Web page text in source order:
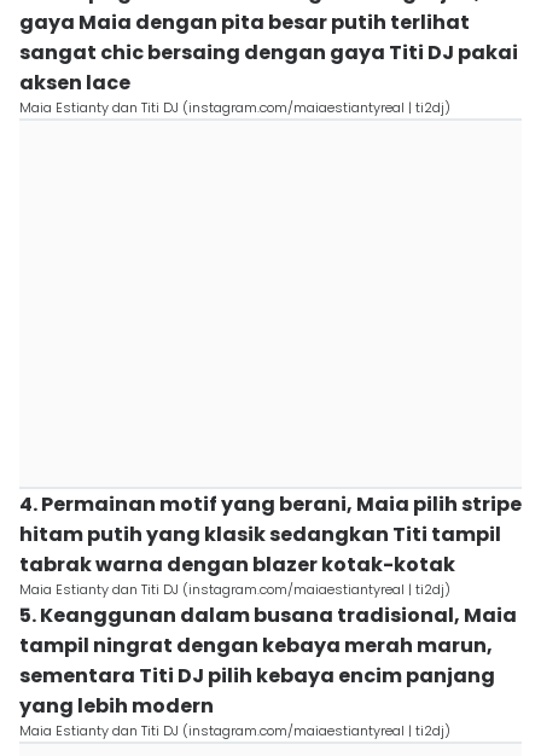
gaya Maia dengan pita besar putih terlihat
sangat chic bersaing dengan gaya Titi DJ pakai
aksen lace
Maia Estianty dan Titi DJ (instagram.com/maiaestiantyreal | ti2dj)
4. Permainan motif yang berani, Maia pilih stripe
hitam putih yang klasik sedangkan Titi tampil
tabrak warna dengan blazer kotak-kotak
Maia Estianty dan Titi DJ (instagram.com/maiaestiantyreal | ti2dj)
5. Keanggunan dalam busana tradisional, Maia
tampil ningrat dengan kebaya merah marun,
sementara Titi DJ pilih kebaya encim panjang
yang lebih modern
Maia Estianty dan Titi DJ (instagram.com/maiaestiantyreal | ti2dj)